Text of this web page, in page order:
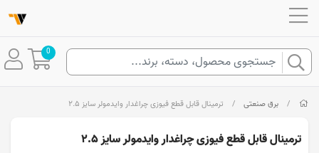
0
/ برق صنعتی / ترمینال قابل قطع فیوزی چراغدار وایدمولر سایز ۲.۵
ترمینال قابل قطع فیوزی چراغدار وایدمولر سایز ۲.۵